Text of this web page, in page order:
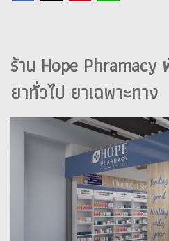
ร้าน Hope Phramacy
ยาทั่วไป ยาเฉพาะทาง